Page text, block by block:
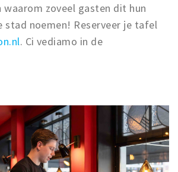
waarom zoveel gasten dit hun
stad noemen! Reserveer je tafel
. Ci vediamo in de